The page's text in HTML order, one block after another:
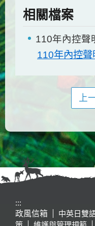
相關檔案
110年內控聲
110年內控聲
上
:::
政風信箱
中英日雙